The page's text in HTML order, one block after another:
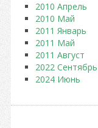
2010 Апрель
2010 Май
2011 Январь
2011 Май
2011 Август
2022 Сентябрь
2024 Июнь